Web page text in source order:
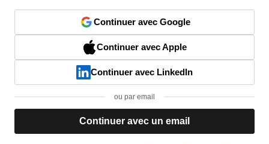
Continuer avec Google
Continuer avec Apple
Continuer avec LinkedIn
ou par email
Continuer avec un email